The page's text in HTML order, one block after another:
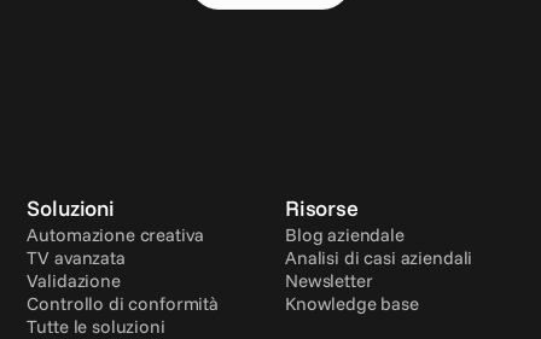
Soluzioni
Automazione creativa
TV avanzata
Validazione
Controllo di conformità
Tutte le soluzioni
Risorse
Blog aziendale
Analisi di casi aziendali
Newsletter
Knowledge base